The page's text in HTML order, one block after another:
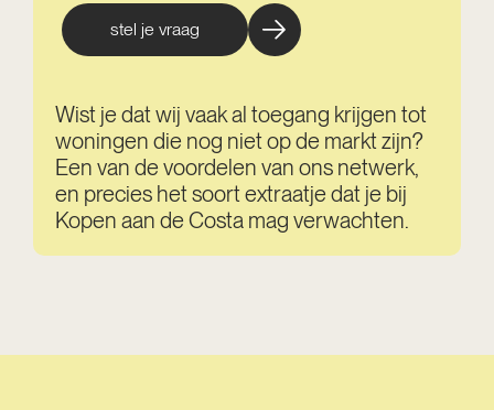
stel je vraag
Wist je dat wij vaak al toegang krijgen tot
woningen die nog niet op de markt zijn?
Een van de voordelen van ons netwerk,
en precies het soort extraatje dat je bij
Kopen aan de Costa mag verwachten.